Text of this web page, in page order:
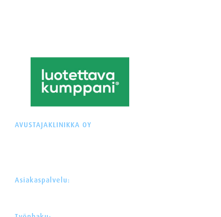
AVUSTAJAKLINIKKA OY
Asiakaspalvelu: